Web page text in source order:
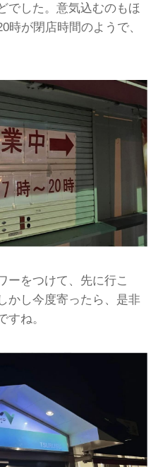
でした。意気込むのもほ
時が閉店時間のようで、
ーをつけて、先に行こ
かし今度寄ったら、是非
ね。